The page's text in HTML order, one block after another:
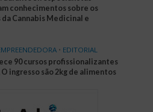
conhecimentos sobre os
Cannabis Medicinal e
• EDITORIAL
90 cursos profissionalizantes
ingresso são 2kg de alimentos